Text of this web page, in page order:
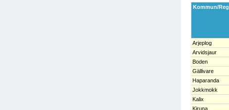
Kommun/
Arjeplog
Arvidsjaur
Boden
Gällivare
Haparanda
Jokkmokk
Kalix
Kiruna